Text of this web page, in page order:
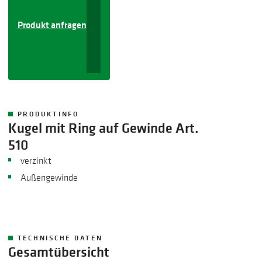
Produkt anfragen
PRODUKTINFO
Kugel mit Ring auf Gewinde Art.
510
verzinkt
Außengewinde
TECHNISCHE DATEN
Gesamtübersicht